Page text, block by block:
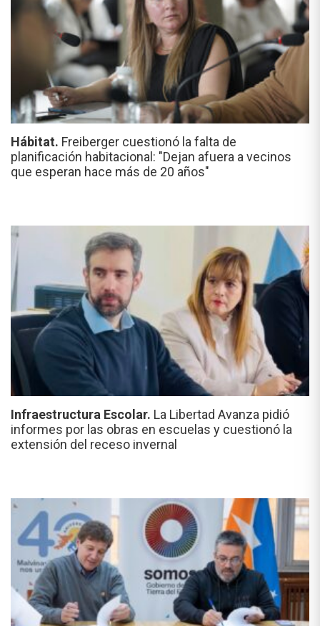
Hábitat. Freiberger cuestionó la falta de
planificación habitacional: "Dejan afuera a vecinos
que esperan hace más de 20 años"
Infraestructura Escolar. La Libertad Avanza pidió
informes por las obras en escuelas y cuestionó la
extensión del receso invernal